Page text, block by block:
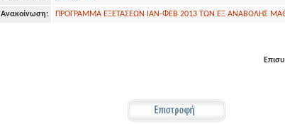
Ανακοίνωση: ΠΡΟΓΡΑΜΜΑ ΕΞΕΤΑΣΕΩΝ ΙΑΝ-ΦΕΒ 2013 ΤΩΝ ΕΞ ΑΝΑΒΟΛΗΣ